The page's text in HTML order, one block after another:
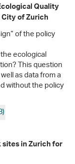
Quality
of Zurich
of the policy
ecological
This question
as data from a
without the policy
in Zurich for